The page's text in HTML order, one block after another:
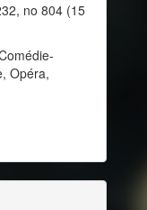
no 804 (15
Opéra,